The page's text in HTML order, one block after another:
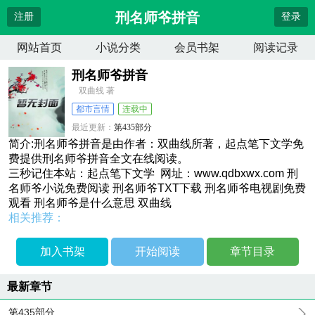
注册 刑名师爷拼音 登录
网站首页 小说分类 会员书架 阅读记录
刑名师爷拼音
双曲线 著
都市言情
连载中
最近更新：第435部分
更新时间：2026-04-13 08:33:25
简介:刑名师爷拼音是由作者：双曲线所著，起点笔下文学免
费提供刑名师爷拼音全文在线阅读。
三秒记住本站：起点笔下文学 网址：www.qdbxwx.com 刑
名师爷小说免费阅读 刑名师爷TXT下载 刑名师爷电视剧免费
观看 刑名师爷是什么意思 双曲线
相关推荐：
加入书架 开始阅读 章节目录
最新章节
第435部分